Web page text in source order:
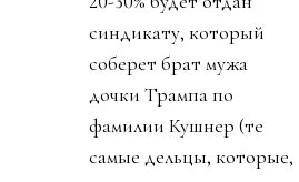
синдикату, который
соберет брат мужа
дочки Трампа по
фамилии Кушнер (те
самые дельцы, которые,